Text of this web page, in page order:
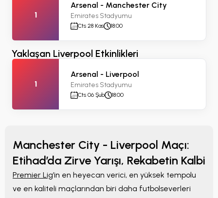
1
Arsenal - Manchester City
Emirates Stadyumu
Cts 28 Kas 18:00
Yaklaşan Liverpool Etkinlikleri
1
Arsenal - Liverpool
Emirates Stadyumu
Cts 06 Şub 18:00
Manchester City - Liverpool Maçı:
Etihad’da Zirve Yarışı, Rekabetin Kalbi
Premier Lig’in en heyecan verici, en yüksek tempolu
ve en kaliteli maçlarından biri daha futbolseverleri